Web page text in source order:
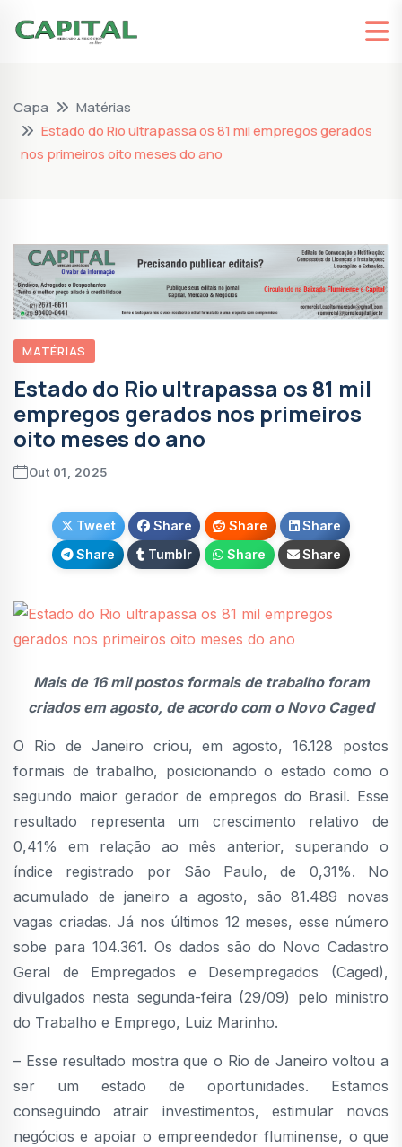
Capa
Matérias
Estado do Rio ultrapassa os 81 mil empregos gerados
nos primeiros oito meses do ano
MATÉRIAS
Estado do Rio ultrapassa os 81 mil
empregos gerados nos primeiros
oito meses do ano
Out 01, 2025
Tweet Share Share
Share
Share
Tumblr Share Share
Mais de 16 mil postos formais de trabalho foram
criados em agosto, de acordo com o Novo Caged
O Rio de Janeiro criou, em agosto, 16.128 postos
formais de trabalho, posicionando o estado como o
segundo maior gerador de empregos do Brasil. Esse
resultado representa um crescimento relativo de
0,41% em relação ao mês anterior, superando o
índice registrado por São Paulo, de 0,31%. No
acumulado de janeiro a agosto, são 81.489 novas
vagas criadas. Já nos últimos 12 meses, esse número
sobe para 104.361. Os dados são do Novo Cadastro
Geral de Empregados e Desempregados (Caged),
divulgados nesta segunda-feira (29/09) pelo ministro
do Trabalho e Emprego, Luiz Marinho.
– Esse resultado mostra que o Rio de Janeiro voltou a
ser um estado de oportunidades. Estamos
conseguindo atrair investimentos, estimular novos
negócios e apoiar o empreendedor fluminense, o que